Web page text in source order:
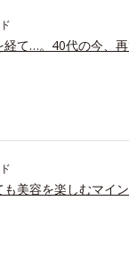
て…。40代の今、
も美容を楽しむマイ